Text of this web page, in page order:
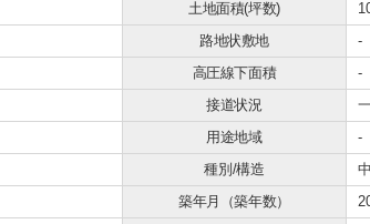
土地面積(坪数)
路地状敷地
-
高圧線下面積
-
接道状況
用途地域
-
種別/構造
築年月（築年数）